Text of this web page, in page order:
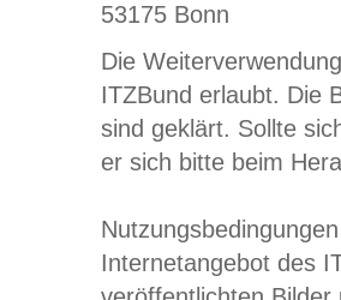
53175 Bonn
Die
ITZBund erlaubt. Die
sind geklärt. Sollte
er sich bitte beim
Internetangebot des